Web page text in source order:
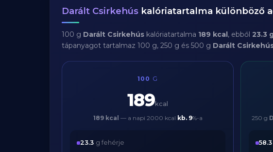
Darált Csirkehús kalóriatartalma különböző
100 g Darált Csirkehús kalóriatartalma 189 kcal, ebből 23.3
tápanyagot tartalmaz 100 g, 250 g és 500 g Darált
100 G
189kcal
189 kcal — a napi 2000 kcal kb. 9%-a
23.3 g fehérje
250 g
58.3